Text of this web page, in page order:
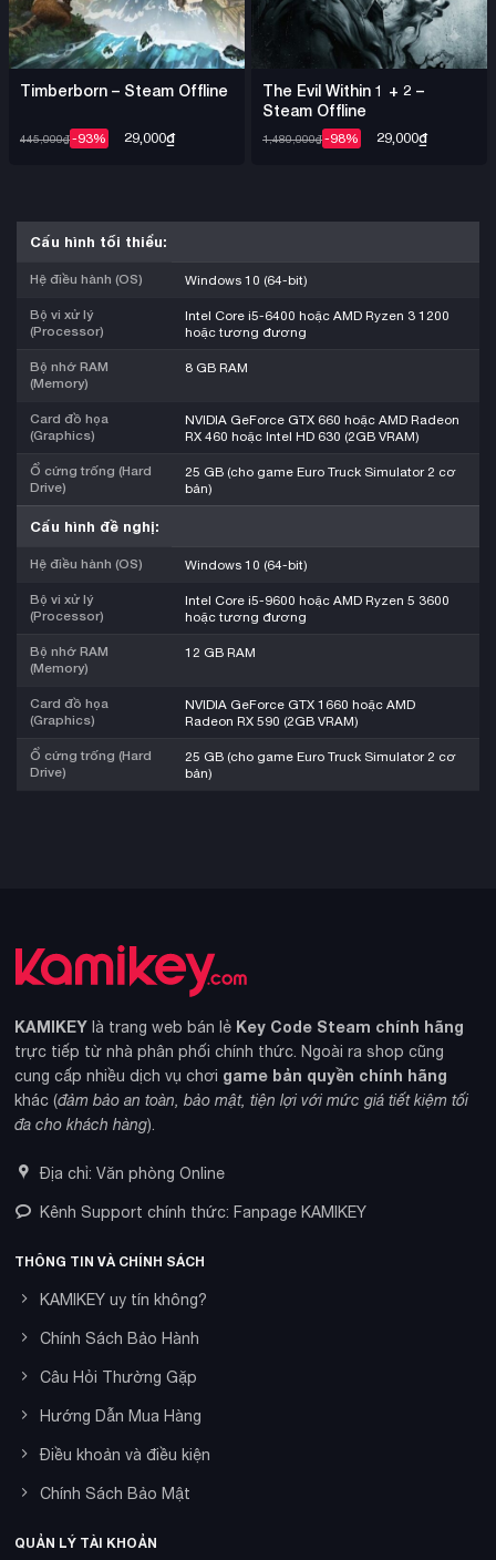
Timberborn – Steam Offline
445,000₫-93% 29,000₫
The Evil Within 1 + 2 –
Steam Offline
1,480,000₫-98% 29,000₫
Cấu hình tối thiểu:
Hệ điều hành (OS) Windows 10 (64-bit)
Bộ vi xử lý
(Processor)
Intel Core i5-6400 hoặc AMD Ryzen 3 1200
hoặc tương đương
Bộ nhớ RAM
(Memory)
8 GB RAM
Card đồ họa
(Graphics)
NVIDIA GeForce GTX 660 hoặc AMD Radeon
RX 460 hoặc Intel HD 630 (2GB VRAM)
Ổ cứng trống (Hard
Drive)
25 GB (cho game Euro Truck Simulator 2 cơ
bản)
Cấu hình đề nghị:
Hệ điều hành (OS) Windows 10 (64-bit)
Bộ vi xử lý
(Processor)
Intel Core i5-9600 hoặc AMD Ryzen 5 3600
hoặc tương đương
Bộ nhớ RAM
(Memory)
12 GB RAM
Card đồ họa
(Graphics)
NVIDIA GeForce GTX 1660 hoặc AMD
Radeon RX 590 (2GB VRAM)
Ổ cứng trống (Hard
Drive)
25 GB (cho game Euro Truck Simulator 2 cơ
bản)
KAMIKEY là trang web bán lẻ Key Code Steam chính hãng
trực tiếp từ nhà phân phối chính thức. Ngoài ra shop cũng
cung cấp nhiều dịch vụ chơi game bản quyền chính hãng
khác (đảm bảo an toàn, bảo mật, tiện lợi với mức giá tiết kiệm tối
đa cho khách hàng).
Địa chỉ: Văn phòng Online
Kênh Support chính thức: Fanpage KAMIKEY
THÔNG TIN VÀ CHÍNH SÁCH
KAMIKEY uy tín không?
Chính Sách Bảo Hành
Câu Hỏi Thường Gặp
Hướng Dẫn Mua Hàng
Điều khoản và điều kiện
Chính Sách Bảo Mật
QUẢN LÝ TÀI KHOẢN